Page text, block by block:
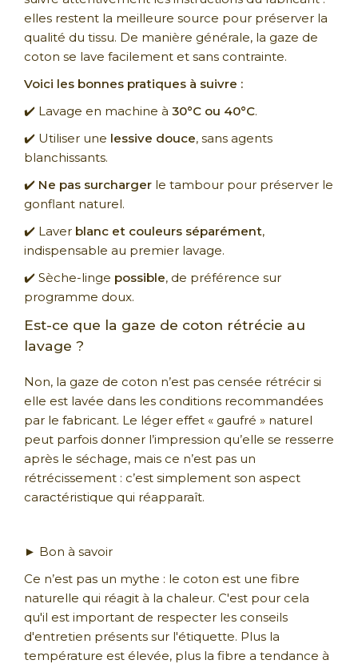
elles restent la meilleure source pour préserver la
qualité du tissu. De manière générale, la gaze de
coton se lave facilement et sans contrainte.
Voici les bonnes pratiques à suivre :
✔️ Lavage en machine à 30°C ou 40°C.
✔️ Utiliser une lessive douce, sans agents
blanchissants.
✔️ Ne pas surcharger le tambour pour préserver le
gonflant naturel.
✔️ Laver blanc et couleurs séparément,
indispensable au premier lavage.
✔️ Sèche-linge possible, de préférence sur
programme doux.
Est-ce que la gaze de coton rétrécie au
lavage ?
Non, la gaze de coton n’est pas censée rétrécir si
elle est lavée dans les conditions recommandées
par le fabricant. Le léger effet « gaufré » naturel
peut parfois donner l’impression qu’elle se resserre
après le séchage, mais ce n’est pas un
rétrécissement : c’est simplement son aspect
caractéristique qui réapparaît.
► Bon à savoir
Ce n’est pas un mythe : le coton est une fibre
naturelle qui réagit à la chaleur. C'est pour cela
qu'il est important de respecter les conseils
d'entretien présents sur l'étiquette. Plus la
température est élevée, plus la fibre a tendance à